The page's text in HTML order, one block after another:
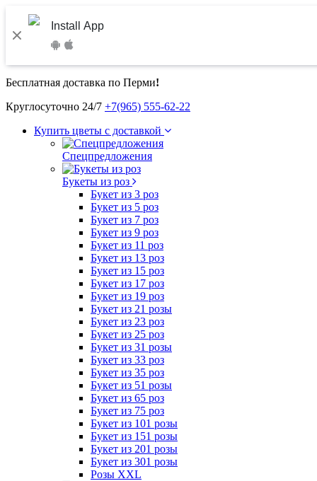
Install App
Бесплатная доставка по Перми!
Круглосуточно 24/7 +7(965) 555-62-22
Купить цветы с доставкой
Спецпредложения
Букеты из роз
Букет из 3 роз
Букет из 5 роз
Букет из 7 роз
Букет из 9 роз
Букет из 11 роз
Букет из 13 роз
Букет из 15 роз
Букет из 17 роз
Букет из 19 роз
Букет из 21 розы
Букет из 23 роз
Букет из 25 роз
Букет из 31 розы
Букет из 33 роз
Букет из 35 роз
Букет из 51 розы
Букет из 65 роз
Букет из 75 роз
Букет из 101 розы
Букет из 151 розы
Букет из 201 розы
Букет из 301 розы
Розы XXL